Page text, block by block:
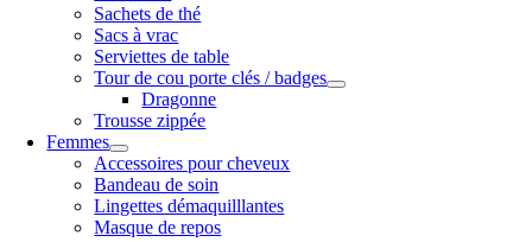
Sachets de thé
Sacs à vrac
Serviettes de table
Tour de cou porte clés / badges
Dragonne
Trousse zippée
Femmes
Accessoires pour cheveux
Bandeau de soin
Lingettes démaquilllantes
Masque de repos